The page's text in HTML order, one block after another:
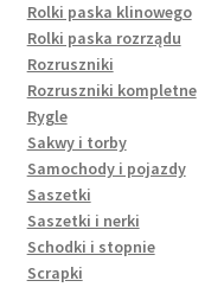
Rolki paska klinowego
Rolki paska rozrządu
Rozruszniki
Rozruszniki kompletne
Rygle
Sakwy i torby
Samochody i pojazdy
Saszetki
Saszetki i nerki
Schodki i stopnie
Scrapki